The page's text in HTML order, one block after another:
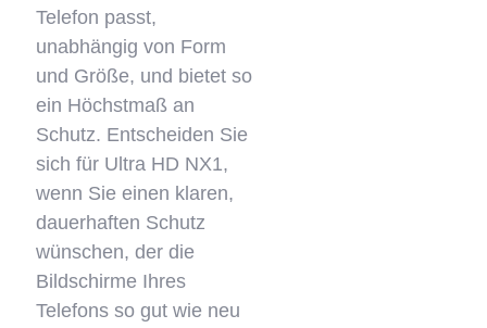
Telefon passt,
unabhängig von Form
und Größe, und bietet so
ein Höchstmaß an
Schutz. Entscheiden Sie
sich für Ultra HD NX1,
wenn Sie einen klaren,
dauerhaften Schutz
wünschen, der die
Bildschirme Ihres
Telefons so gut wie neu